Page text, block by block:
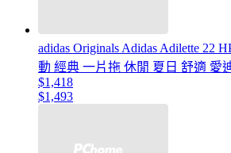
adidas Originals Adidas Adilette 22
動 經典 一片拖 休閒 夏日 舒適 愛
$1,418
$1,493